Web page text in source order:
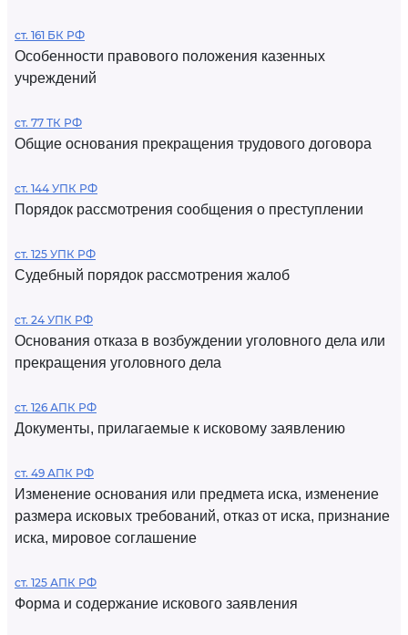
ст. 161 БК РФ
Особенности правового положения казенных
учреждений
ст. 77 ТК РФ
Общие основания прекращения трудового договора
ст. 144 УПК РФ
Порядок рассмотрения сообщения о преступлении
ст. 125 УПК РФ
Судебный порядок рассмотрения жалоб
ст. 24 УПК РФ
Основания отказа в возбуждении уголовного дела или
прекращения уголовного дела
ст. 126 АПК РФ
Документы, прилагаемые к исковому заявлению
ст. 49 АПК РФ
Изменение основания или предмета иска, изменение
размера исковых требований, отказ от иска, признание
иска, мировое соглашение
ст. 125 АПК РФ
Форма и содержание искового заявления